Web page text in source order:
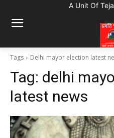
A Unit Of
Tags Delhi mayor election latest
Tag: delhi
latest news